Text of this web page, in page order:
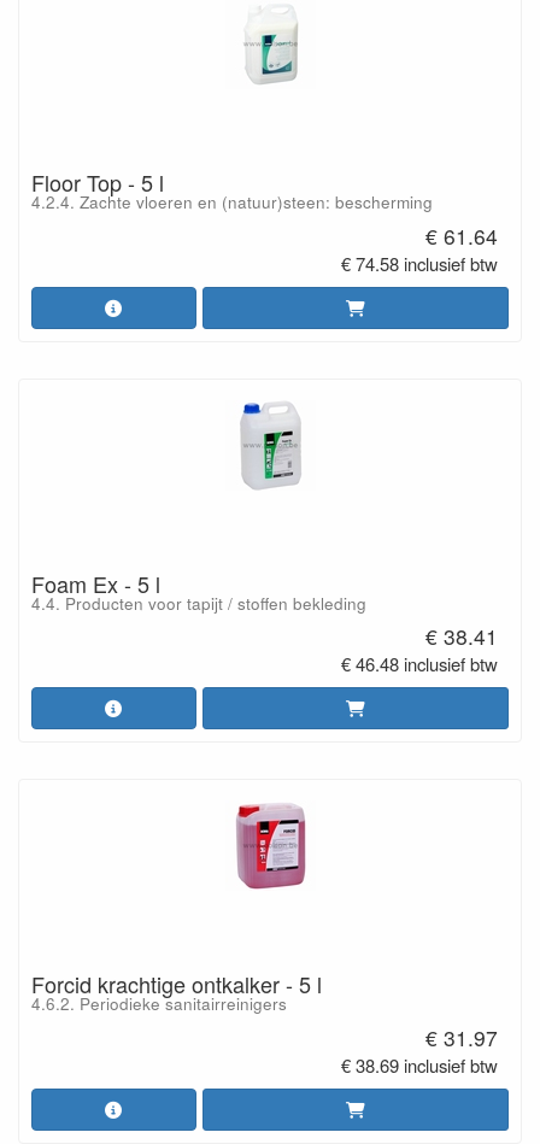
Floor Top - 5 l
4.2.4. Zachte vloeren en (natuur)steen: bescherming
€ 61.64
€ 74.58 inclusief btw
Foam Ex - 5 l
4.4. Producten voor tapijt / stoffen bekleding
€ 38.41
€ 46.48 inclusief btw
Forcid krachtige ontkalker - 5 l
4.6.2. Periodieke sanitairreinigers
€ 31.97
€ 38.69 inclusief btw